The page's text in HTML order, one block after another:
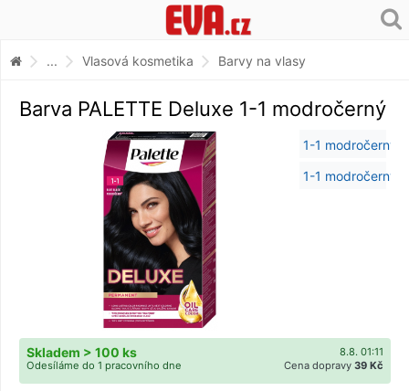
... Vlasová kosmetika Barvy na vlasy
Barva PALETTE Deluxe 1-1 modročerný
8.8. 01:11
Skladem > 100 ks
Cena dopravy 39 Kč
Odesíláme do 1 pracovního dne